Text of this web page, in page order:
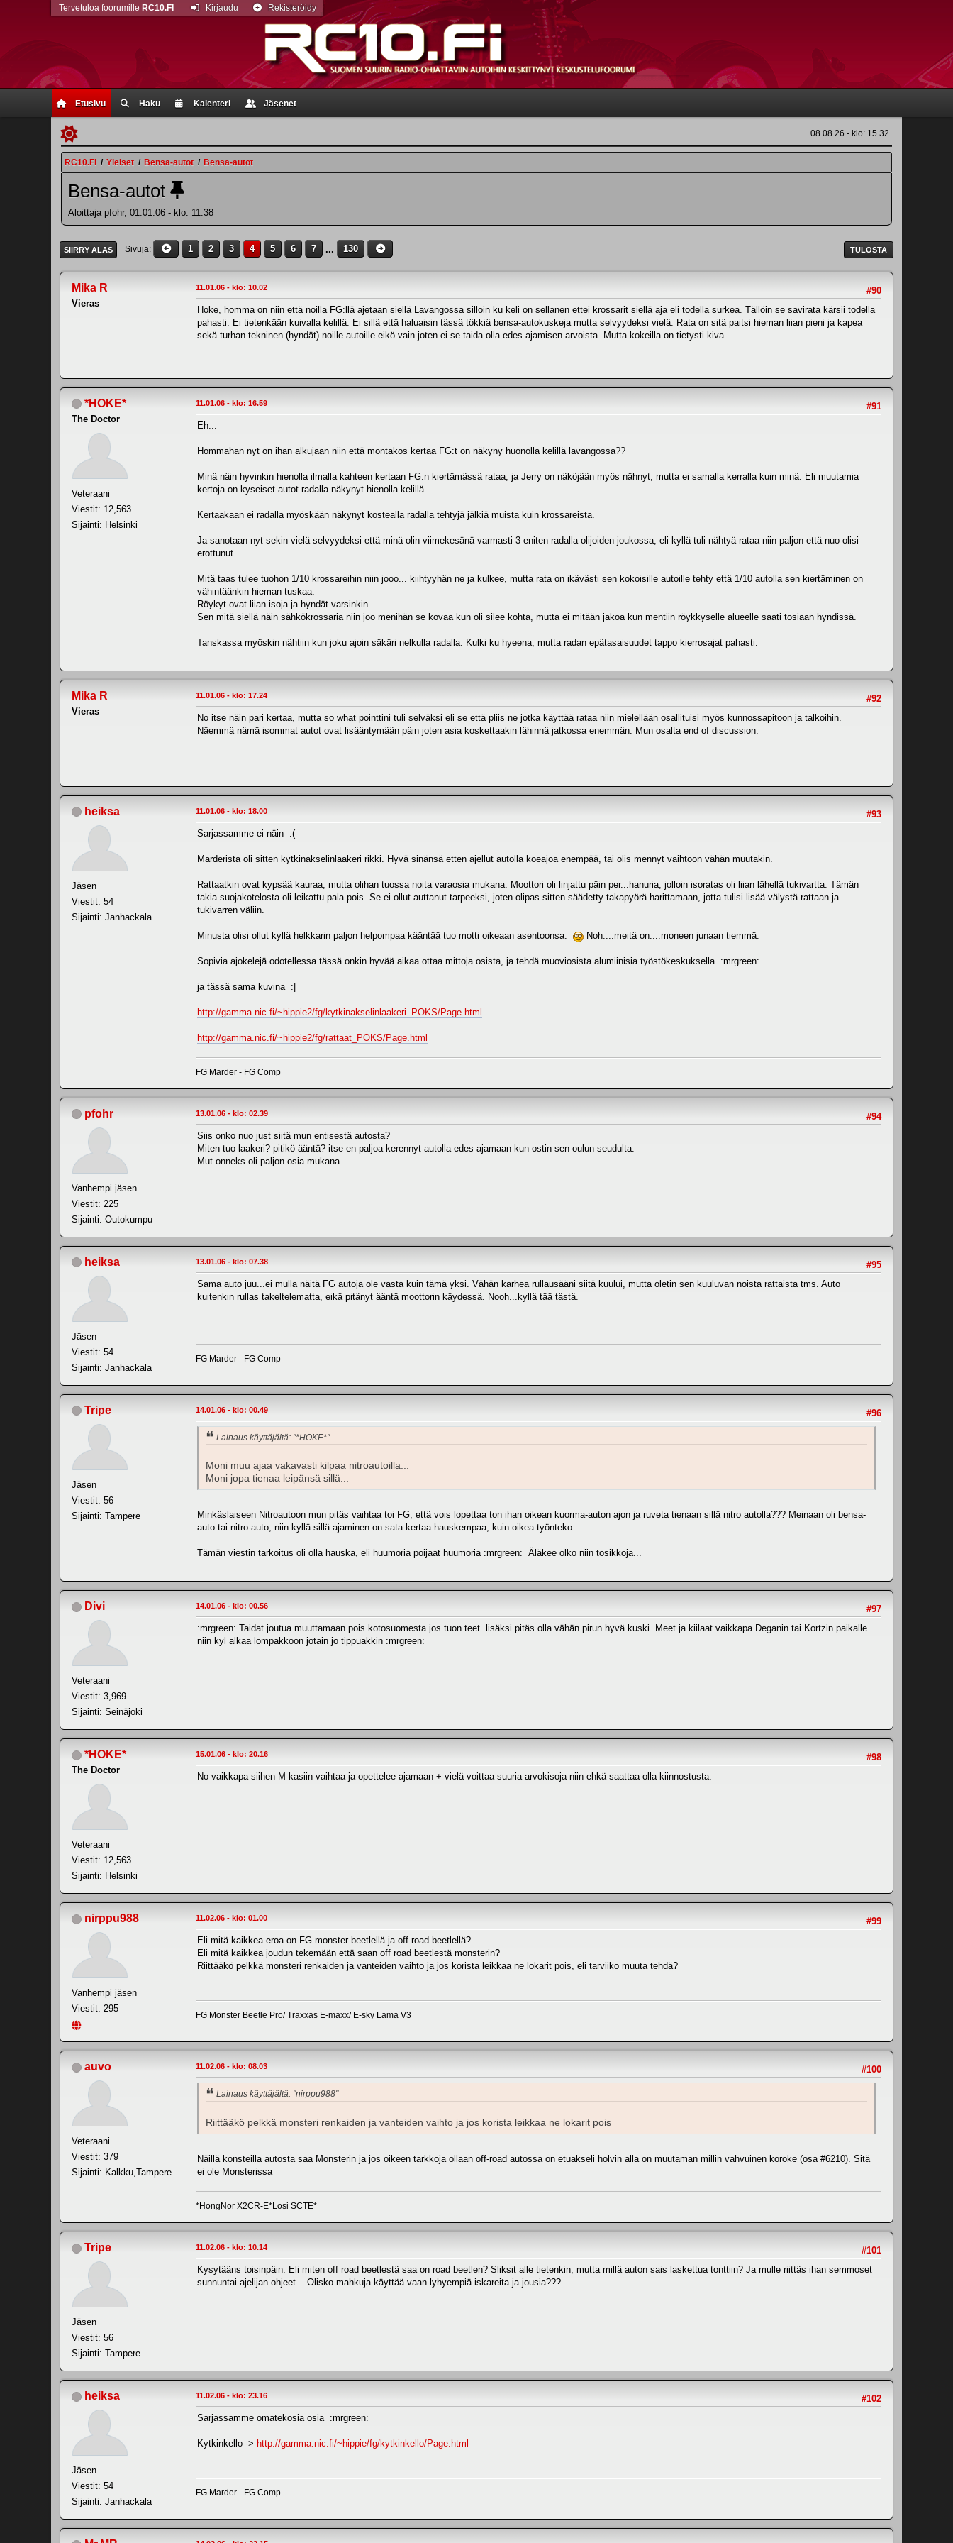
Etusivu Haku Kalenteri Jäsenet
Tervetuloa foorumille RC10.FI Kirjaudu Rekisteröidy
08.08.26 - klo: 15.32
RC10.FI / Yleiset / Bensa-autot / Bensa-autot
Bensa-autot
Aloittaja pfohr, 01.01.06 - klo: 11.38
TULOSTA
SIIRRY ALAS Sivuja 1 2 3 4 5 6 7 ... 130
Mika R
Vieras
#90
11.01.06 - klo: 10.02
Hoke, homma on niin että noilla FG:llä ajetaan siellä Lavangossa silloin ku keli on sellanen ettei krossarit siellä aja eli todella surkea. Tällöin se savirata kärsii todella
pahasti. Ei tietenkään kuivalla kelillä. Ei sillä että haluaisin tässä tökkiä bensa-autokuskeja mutta selvyydeksi vielä. Rata on sitä paitsi hieman liian pieni ja kapea
sekä turhan tekninen (hyndät) noille autoille eikö vain joten ei se taida olla edes ajamisen arvoista. Mutta kokeilla on tietysti kiva.
*HOKE*
The Doctor
Veteraani
Viestit: 12,563
Sijainti: Helsinki
#91
11.01.06 - klo: 16.59
Eh...
Hommahan nyt on ihan alkujaan niin että montakos kertaa FG:t on näkyny huonolla kelillä lavangossa??
Minä näin hyvinkin hienolla ilmalla kahteen kertaan FG:n kiertämässä rataa, ja Jerry on näköjään myös nähnyt, mutta ei samalla kerralla kuin minä. Eli muutamia
kertoja on kyseiset autot radalla näkynyt hienolla kelillä.
Kertaakaan ei radalla myöskään näkynyt kostealla radalla tehtyjä jälkiä muista kuin krossareista.
Ja sanotaan nyt sekin vielä selvyydeksi että minä olin viimekesänä varmasti 3 eniten radalla olijoiden joukossa, eli kyllä tuli nähtyä rataa niin paljon että nuo olisi
erottunut.
Mitä taas tulee tuohon 1/10 krossareihin niin jooo... kiihtyyhän ne ja kulkee, mutta rata on ikävästi sen kokoisille autoille tehty että 1/10 autolla sen kiertäminen on
vähintäänkin hieman tuskaa.
Röykyt ovat liian isoja ja hyndät varsinkin.
Sen mitä siellä näin sähkökrossaria niin joo menihän se kovaa kun oli silee kohta, mutta ei mitään jakoa kun mentiin röykkyselle alueelle saati tosiaan hyndissä.
Tanskassa myöskin nähtiin kun joku ajoin säkäri nelkulla radalla. Kulki ku hyeena, mutta radan epätasaisuudet tappo kierrosajat pahasti.
Mika R
Vieras
#92
11.01.06 - klo: 17.24
No itse näin pari kertaa, mutta so what pointtini tuli selväksi eli se että pliis ne jotka käyttää rataa niin mielellään osallituisi myös kunnossapitoon ja talkoihin.
Näemmä nämä isommat autot ovat lisääntymään päin joten asia koskettaakin lähinnä jatkossa enemmän. Mun osalta end of discussion.
heiksa
Jäsen
Viestit: 54
Sijainti: Janhackala
#93
11.01.06 - klo: 18.00
Sarjassamme ei näin :(
Marderista oli sitten kytkinakselinlaakeri rikki. Hyvä sinänsä etten ajellut autolla koeajoa enempää, tai olis mennyt vaihtoon vähän muutakin.
Rattaatkin ovat kypsää kauraa, mutta olihan tuossa noita varaosia mukana. Moottori oli linjattu päin per...hanuria, jolloin isoratas oli liian lähellä tukivartta. Tämän
takia suojakotelosta oli leikattu pala pois. Se ei ollut auttanut tarpeeksi, joten olipas sitten säädetty takapyörä harittamaan, jotta tulisi lisää välystä rattaan ja
tukivarren väliin.
Minusta olisi ollut kyllä helkkarin paljon helpompaa kääntää tuo motti oikeaan asentoonsa. Noh....meitä on....moneen junaan tiemmä.
Sopivia ajokelejä odotellessa tässä onkin hyvää aikaa ottaa mittoja osista, ja tehdä muoviosista alumiinisia työstökeskuksella :mrgreen:
ja tässä sama kuvina :|
http://gamma.nic.fi/~hippie2/fg/kytkinakselinlaakeri_POKS/Page.html
http://gamma.nic.fi/~hippie2/fg/rattaat_POKS/Page.html
FG Marder - FG Comp
pfohr
Vanhempi jäsen
Viestit: 225
Sijainti: Outokumpu
#94
13.01.06 - klo: 02.39
Siis onko nuo just siitä mun entisestä autosta?
Miten tuo laakeri? pitikö ääntä? itse en paljoa kerennyt autolla edes ajamaan kun ostin sen oulun seudulta.
Mut onneks oli paljon osia mukana.
heiksa
Jäsen
Viestit: 54
Sijainti: Janhackala
#95
13.01.06 - klo: 07.38
Sama auto juu...ei mulla näitä FG autoja ole vasta kuin tämä yksi. Vähän karhea rullausääni siitä kuului, mutta oletin sen kuuluvan noista rattaista tms. Auto
kuitenkin rullas takeltelematta, eikä pitänyt ääntä moottorin käydessä. Nooh...kyllä tää tästä.
FG Marder - FG Comp
Tripe
Jäsen
Viestit: 56
Sijainti: Tampere
#96
14.01.06 - klo: 00.49
Lainaus käyttäjältä: "*HOKE*"
Moni muu ajaa vakavasti kilpaa nitroautoilla...
Moni jopa tienaa leipänsä sillä...
Minkäslaiseen Nitroautoon mun pitäs vaihtaa toi FG, että vois lopettaa ton ihan oikean kuorma-auton ajon ja ruveta tienaan sillä nitro autolla??? Meinaan oli bensa-
auto tai nitro-auto, niin kyllä sillä ajaminen on sata kertaa hauskempaa, kuin oikea työnteko.
Tämän viestin tarkoitus oli olla hauska, eli huumoria poijaat huumoria :mrgreen: Äläkee olko niin tosikkoja...
Divi
Veteraani
Viestit: 3,969
Sijainti: Seinäjoki
#97
14.01.06 - klo: 00.56
:mrgreen: Taidat joutua muuttamaan pois kotosuomesta jos tuon teet. lisäksi pitäs olla vähän pirun hyvä kuski. Meet ja kiilaat vaikkapa Deganin tai Kortzin paikalle
niin kyl alkaa lompakkoon jotain jo tippuakkin :mrgreen:
*HOKE*
The Doctor
Veteraani
Viestit: 12,563
Sijainti: Helsinki
#98
15.01.06 - klo: 20.16
No vaikkapa siihen M kasiin vaihtaa ja opettelee ajamaan + vielä voittaa suuria arvokisoja niin ehkä saattaa olla kiinnostusta.
nirppu988
Vanhempi jäsen
Viestit: 295
#99
11.02.06 - klo: 01.00
Eli mitä kaikkea eroa on FG monster beetlellä ja off road beetlellä?
Eli mitä kaikkea joudun tekemään että saan off road beetlestä monsterin?
Riittääkö pelkkä monsteri renkaiden ja vanteiden vaihto ja jos korista leikkaa ne lokarit pois, eli tarviiko muuta tehdä?
FG Monster Beetle Pro/ Traxxas E-maxx/ E-sky Lama V3
auvo
Veteraani
Viestit: 379
Sijainti: Kalkku,Tampere
#100
11.02.06 - klo: 08.03
Lainaus käyttäjältä: "nirppu988"
Riittääkö pelkkä monsteri renkaiden ja vanteiden vaihto ja jos korista leikkaa ne lokarit pois
Näillä konsteilla autosta saa Monsterin ja jos oikeen tarkkoja ollaan off-road autossa on etuakseli holvin alla on muutaman millin vahvuinen koroke (osa #6210). Sitä
ei ole Monsterissa
*HongNor X2CR-E*Losi SCTE*
Tripe
Jäsen
Viestit: 56
Sijainti: Tampere
#101
11.02.06 - klo: 10.14
Kysytääns toisinpäin. Eli miten off road beetlestä saa on road beetlen? Sliksit alle tietenkin, mutta millä auton sais laskettua tonttiin? Ja mulle riittäs ihan semmoset
sunnuntai ajelijan ohjeet... Olisko mahkuja käyttää vaan lyhyempiä iskareita ja jousia???
heiksa
Jäsen
Viestit: 54
Sijainti: Janhackala
#102
11.02.06 - klo: 23.16
Sarjassamme omatekosia osia :mrgreen:
Kytkinkello -> http://gamma.nic.fi/~hippie/fg/kytkinkello/Page.html
FG Marder - FG Comp